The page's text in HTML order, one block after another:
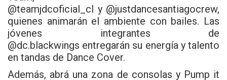
@teamjdcoficial_cl y @justdancesantiagocrew,
quienes animarán el ambiente con bailes. Las
jóvenes integrantes de
@dc.blackwings entregarán su energía y talento
en tandas de Dance Cover.
Además, abrá una zona de consolas y Pump it